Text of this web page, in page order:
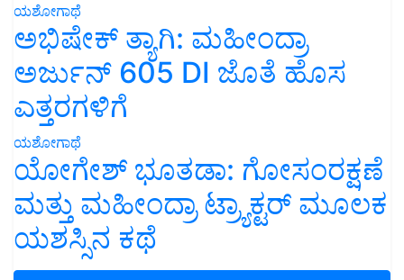
ಯಶೋಗಾಥೆ
ಅಭಿಷೇಕ್ ತ್ಯಾಗಿ: ಮಹೀಂದ್ರಾ
ಅರ್ಜುನ್ 605 DI ಜೊತೆ ಹೊಸ
ಎತ್ತರಗಳಿಗೆ
ಯಶೋಗಾಥೆ
ಯೋಗೇಶ್ ಭೂತಡಾ: ಗೋಸಂರಕ್ಷಣೆ
ಮತ್ತು ಮಹೀಂದ್ರಾ ಟ್ರ್ಯಾಕ್ಟರ್ ಮೂಲಕ
ಯಶಸ್ಸಿನ ಕಥೆ